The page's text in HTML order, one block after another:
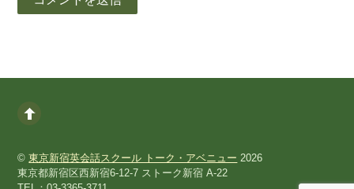
©東京新宿英会話スクール トーク・アベニュー 2026
東京都新宿区西新宿6-12-7 ストーク新宿 A-22